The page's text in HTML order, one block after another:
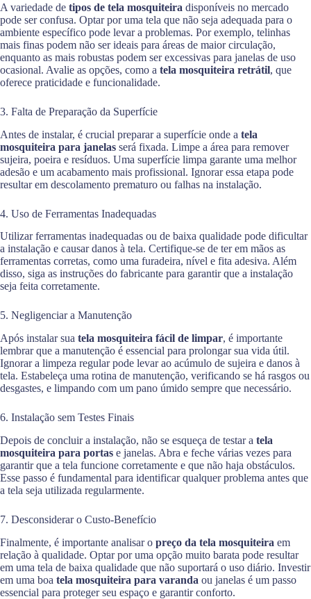
A variedade de tipos de tela mosquiteira disponíveis no mercado
pode ser confusa. Optar por uma tela que não seja adequada para o
ambiente específico pode levar a problemas. Por exemplo, telinhas
mais finas podem não ser ideais para áreas de maior circulação,
enquanto as mais robustas podem ser excessivas para janelas de uso
ocasional. Avalie as opções, como a tela mosquiteira retrátil, que
oferece praticidade e funcionalidade.
3. Falta de Preparação da Superfície
Antes de instalar, é crucial preparar a superfície onde a tela
mosquiteira para janelas será fixada. Limpe a área para remover
sujeira, poeira e resíduos. Uma superfície limpa garante uma melhor
adesão e um acabamento mais profissional. Ignorar essa etapa pode
resultar em descolamento prematuro ou falhas na instalação.
4. Uso de Ferramentas Inadequadas
Utilizar ferramentas inadequadas ou de baixa qualidade pode dificultar
a instalação e causar danos à tela. Certifique-se de ter em mãos as
ferramentas corretas, como uma furadeira, nível e fita adesiva. Além
disso, siga as instruções do fabricante para garantir que a instalação
seja feita corretamente.
5. Negligenciar a Manutenção
Após instalar sua tela mosquiteira fácil de limpar, é importante
lembrar que a manutenção é essencial para prolongar sua vida útil.
Ignorar a limpeza regular pode levar ao acúmulo de sujeira e danos à
tela. Estabeleça uma rotina de manutenção, verificando se há rasgos ou
desgastes, e limpando com um pano úmido sempre que necessário.
6. Instalação sem Testes Finais
Depois de concluir a instalação, não se esqueça de testar a tela
mosquiteira para portas e janelas. Abra e feche várias vezes para
garantir que a tela funcione corretamente e que não haja obstáculos.
Esse passo é fundamental para identificar qualquer problema antes que
a tela seja utilizada regularmente.
7. Desconsiderar o Custo-Benefício
Finalmente, é importante analisar o preço da tela mosquiteira em
relação à qualidade. Optar por uma opção muito barata pode resultar
em uma tela de baixa qualidade que não suportará o uso diário. Investir
em uma boa tela mosquiteira para varanda ou janelas é um passo
essencial para proteger seu espaço e garantir conforto.